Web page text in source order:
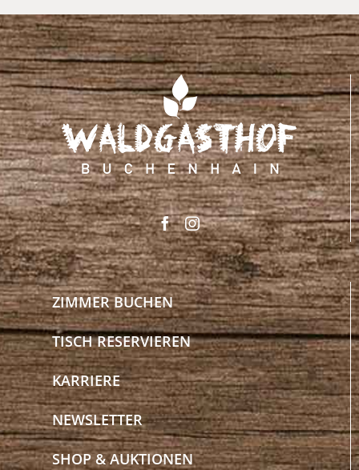
ZIMMER BUCHEN
TISCH RESERVIEREN
KARRIERE
NEWSLETTER
SHOP & AUKTIONEN